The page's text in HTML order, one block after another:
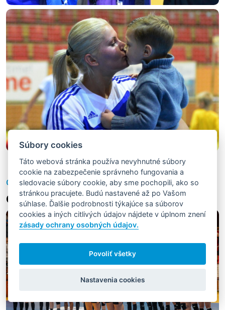
Ostatné
Galérie
Súbory cookies
Táto webová stránka používa nevyhnutné súbory
cookie na zabezpečenie správneho fungovania a
sledovacie súbory cookie, aby sme pochopili, ako so
stránkou pracujete. Budú nastavené až po Vašom
súhlase. Ďalšie podrobnosti týkajúce sa súborov
cookies a iných citlivých údajov nájdete v úplnom znení
zásady ochrany osobných údajov.
Povoliť všetky
Nastavenia cookies